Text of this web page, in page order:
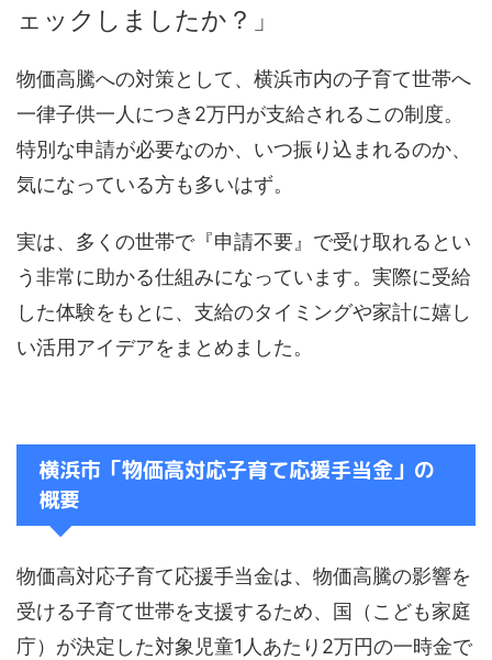
ェックしましたか？」
物価高騰への対策として、横浜市内の子育て世帯へ
一律子供一人につき2万円が支給されるこの制度。
特別な申請が必要なのか、いつ振り込まれるのか、
気になっている方も多いはず。
実は、多くの世帯で『申請不要』で受け取れるとい
う非常に助かる仕組みになっています。実際に受給
した体験をもとに、支給のタイミングや家計に嬉し
い活用アイデアをまとめました。
横浜市「物価高対応子育て応援手当金」の
概要
物価高対応子育て応援手当金は、物価高騰の影響を
受ける子育て世帯を支援するため、国（こども家庭
庁）が決定した対象児童1人あたり2万円の一時金で